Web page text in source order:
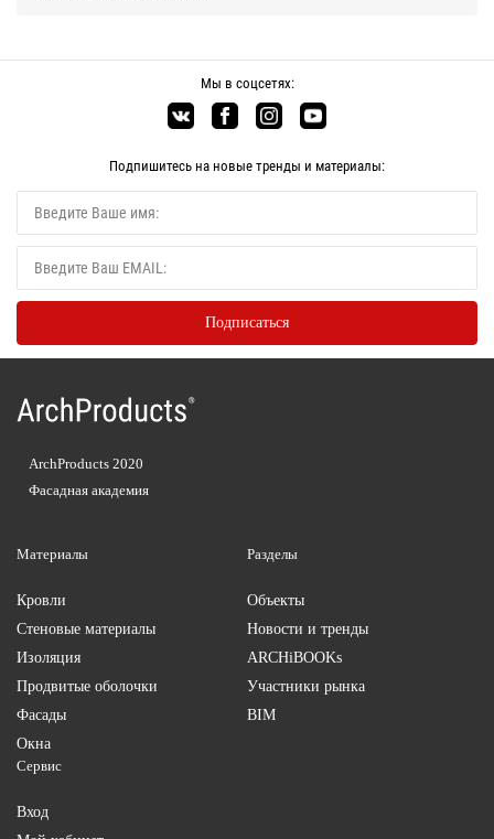
Мы в соцсетях:
Подпишитесь на новые тренды и материалы:
Материалы
Кровли
Стеновые материалы
Изоляция
Продвитые оболочки
Фасады
Окна
Разделы
Объекты
Новости и тренды
ARCHiBOOKs
Участники рынка
BIM
Сервис
Вход
ArchProducts 2020
Фасадная академия